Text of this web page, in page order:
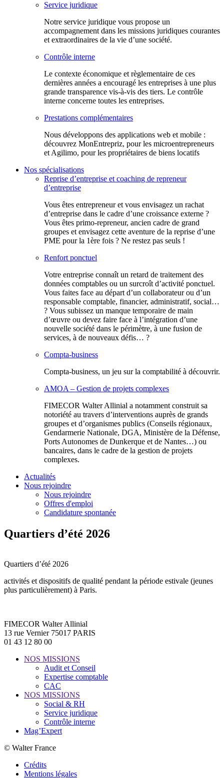
Service juridique
Notre service juridique vous propose un
accompagnement dans les missions juridiques courantes
et extraordinaires de la vie d’une société.
Contrôle interne
Le contexte économique et règlementaire de ces
dernières années a encouragé les entreprises à une plus
grande transparence vis-à-vis des tiers. Le contrôle
interne concerne toutes les entreprises.
Prestations complémentaires
Nous développons des applications web et mobile :
découvrez MonEntrepriz, pour les microentrepreneurs
et Agilimo, pour les propriétaires de biens locatifs
Nos spécialisations
Reprise d’entreprise et coaching de repreneur
d’entreprise
Vous êtes entrepreneur et vous envisagez un rachat
d’entreprise dans le cadre d’une croissance externe ?
Vous êtes primo-repreneur, ancien cadre de grand
groupes et envisagez cette aventure de la reprise d’une
PME pour la 1ère fois ? Ne restez pas seuls !
Renfort ponctuel
Votre entreprise connaît un retard de traitement des
données comptables ou un surcroît d’activité ponctuel.
Vous faites face au départ d’un collaborateur ou d’un
responsable comptable, financier, administratif, social…
? Vous subissez un manque temporaire de main
d’œuvre ou devez faire face à l’intégration d’une
nouvelle société dans le périmètre, à une fusion de
services, à de nouveaux défis… ?
Compta-business
Compta-business, un jeu sur la comptabilité à découvrir.
AMOA – Gestion de projets complexes
FIMECOR Walter Allinial a notamment construit sa
notoriété au travers d’interventions auprès de grands
groupes et d’organismes publics (Conseils régionaux,
Gendarmerie Nationale, DGA, Ministère de la Défense,
Ports Autonomes de Dunkerque et de Nantes…) ou
bancaires, dans le cadre de la gestion de projets
complexes.
Actualités
Nous rejoindre
Nous rejoindre
Offres d'emploi
Candidature spontanée
Quartiers d’été 2026
Quartiers d’été 2026
activités et dispositifs de qualité pendant la période estivale (jeunes
plus particulièrement) à Paris.
FIMECOR Walter Allinial
13 rue Vernier 75017 PARIS
01 43 12 80 00
NOS MISSIONS
Audit et Conseil
Expertise comptable
CAC
NOS MISSIONS
Social & RH
Service juridique
Contrôle interne
Mag’Expert
© Walter France
Crédits
Mentions légales